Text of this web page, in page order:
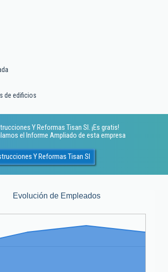
de edificios
Y Reformas Tisan Sl. ¡Es gratis!
el Informe Ampliado de esta empresa
Y Reformas Tisan Sl
Evolución de Empleados